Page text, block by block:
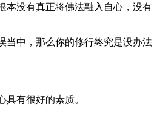
本没有真正将佛法融入自心，没有
中，那么你的修行终究是没办法
有很好的素质。